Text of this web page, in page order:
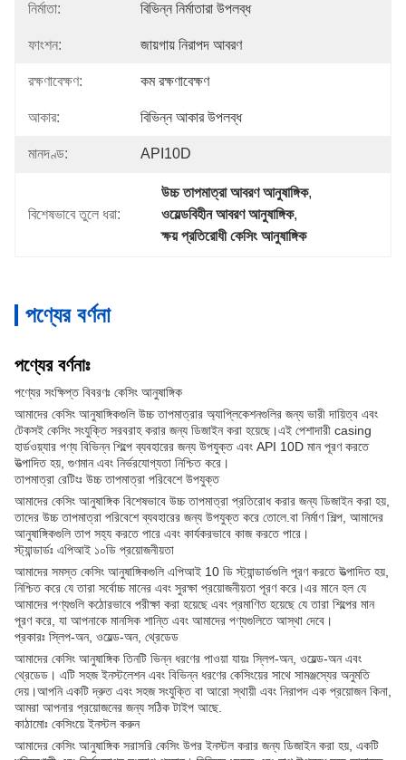
নির্মাতা: বিভিন্ন নির্মাতারা উপলব্ধ
ফাংশন: জায়গায় নিরাপদ আবরণ
রক্ষণাবেক্ষণ: কম রক্ষণাবেক্ষণ
আকার: বিভিন্ন আকার উপলব্ধ
মানদণ্ড: API10D
বিশেষভাবে তুলে ধরা:
উচ্চ তাপমাত্রা আবরণ আনুষাঙ্গিক,
ওয়েল্ডবিহীন আবরণ আনুষাঙ্গিক,
ক্ষয় প্রতিরোধী কেসিং আনুষাঙ্গিক
পণ্যের বর্ণনা
পণ্যের বর্ণনাঃ
পণ্যের সংক্ষিপ্ত বিবরণঃ কেসিং আনুষাঙ্গিক
আমাদের কেসিং আনুষাঙ্গিকগুলি উচ্চ তাপমাত্রার অ্যাপ্লিকেশনগুলির জন্য ভারী দায়িত্ব এবং
টেকসই কেসিং সংযুক্তি সরবরাহ করার জন্য ডিজাইন করা হয়েছে।এই পেশাদারী casing
হার্ডওয়্যার পণ্য বিভিন্ন শিল্পে ব্যবহারের জন্য উপযুক্ত এবং API 10D মান পূরণ করতে
উত্পাদিত হয়, গুণমান এবং নির্ভরযোগ্যতা নিশ্চিত করে।
তাপমাত্রা রেটিংঃ উচ্চ তাপমাত্রা পরিবেশে উপযুক্ত
আমাদের কেসিং আনুষাঙ্গিক বিশেষভাবে উচ্চ তাপমাত্রা প্রতিরোধ করার জন্য ডিজাইন করা হয়,
তাদের উচ্চ তাপমাত্রা পরিবেশে ব্যবহারের জন্য উপযুক্ত করে তোলে.বা নির্মাণ শিল্প, আমাদের
আনুষাঙ্গিকগুলি তাপ সহ্য করতে পারে এবং কার্যকরভাবে কাজ করতে পারে।
স্ট্যান্ডার্ডঃ এপিআই ১০ডি প্রয়োজনীয়তা
আমাদের সমস্ত কেসিং আনুষাঙ্গিকগুলি এপিআই 10 ডি স্ট্যান্ডার্ডগুলি পূরণ করতে উত্পাদিত হয়,
নিশ্চিত করে যে তারা সর্বোচ্চ মানের এবং সুরক্ষা প্রয়োজনীয়তা পূরণ করে।এর মানে হল যে
আমাদের পণ্যগুলি কঠোরভাবে পরীক্ষা করা হয়েছে এবং প্রমাণিত হয়েছে যে তারা শিল্পের মান
পূরণ করে, যা আপনাকে মানসিক শান্তি এবং আমাদের পণ্যগুলিতে আস্থা দেবে।
প্রকারঃ স্লিপ-অন, ওয়েল্ড-অন, থ্রেডেড
আমাদের কেসিং আনুষাঙ্গিক তিনটি ভিন্ন ধরণের পাওয়া যায়ঃ স্লিপ-অন, ওয়েল্ড-অন এবং
থ্রেডেড। এটি সহজ ইনস্টলেশন এবং বিভিন্ন ধরণের কেসিংয়ের সাথে সামঞ্জস্যের অনুমতি
দেয়।আপনি একটি দ্রুত এবং সহজ সংযুক্তি বা আরো স্থায়ী এবং নিরাপদ এক প্রয়োজন কিনা,
আমরা আপনার প্রয়োজনের জন্য সঠিক টাইপ আছে.
কাঠামোঃ কেসিংয়ে ইনস্টল করুন
আমাদের কেসিং আনুষাঙ্গিক সরাসরি কেসিং উপর ইনস্টল করার জন্য ডিজাইন করা হয়, একটি